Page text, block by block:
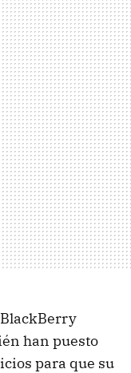
han puesto
para que su